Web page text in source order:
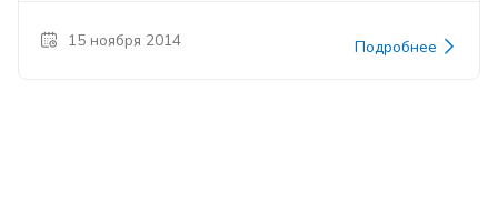
15 ноября 2014 Подробнее